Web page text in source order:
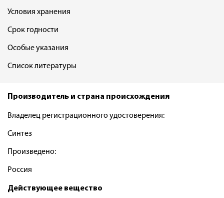
Условия хранения
Срок годности
Особые указания
Список литературы
Производитель и страна происхождения
Владелец регистрационного удостоверения:
Синтез
Произведено:
Россия
Действующее вещество